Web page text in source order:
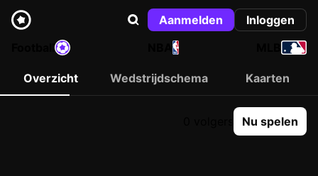
Aanmelden
Inloggen
NBA
Overzicht Wedstrijdschema Kaarten
Nu spelen